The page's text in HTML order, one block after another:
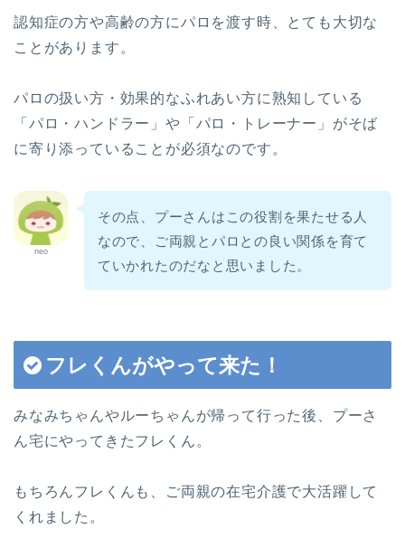
認知症の方や高齢の方にパロを渡す時、とても大切な
ことがあります。
パロの扱い方・効果的なふれあい方に熟知している
「パロ・ハンドラー」や「パロ・トレーナー」がそば
に寄り添っていることが必須なのです。
neo
その点、プーさんはこの役割を果たせる人
なので、ご両親とパロとの良い関係を育て
ていかれたのだなと思いました。
フレくんがやって来た！
みなみちゃんやルーちゃんが帰って行った後、プーさ
ん宅にやってきたフレくん。
もちろんフレくんも、ご両親の在宅介護で大活躍して
くれました。